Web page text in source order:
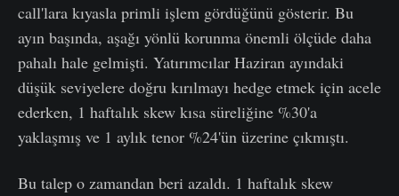
call'lara kıyasla primli işlem gördüğünü gösterir. Bu
ayın başında, aşağı yönlü korunma önemli ölçüde daha
pahalı hale gelmişti. Yatırımcılar Haziran ayındaki
düşük seviyelere doğru kırılmayı hedge etmek için acele
ederken, 1 haftalık skew kısa süreliğine %30'a
yaklaşmış ve 1 aylık tenor %24'ün üzerine çıkmıştı.
Bu talep o zamandan beri azaldı. 1 haftalık skew